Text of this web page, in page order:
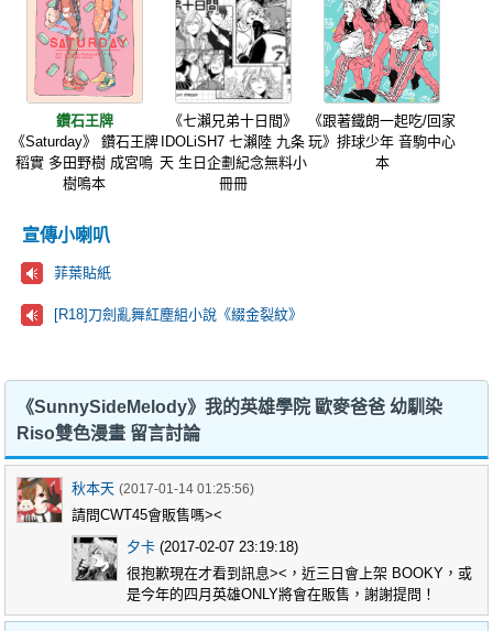
鑽石王牌
《Saturday》 鑽石王牌
稻實 多田野樹 成宮鳴
樹鳴本
《七瀨兄弟十日間》
IDOLiSH7 七瀨陸 九条
天 生日企劃紀念無料小
冊冊
《跟著鐵朗一起吃/回家
玩》排球少年 音駒中心
本
宣傳小喇叭
菲葉貼紙
[R18]刀劍亂舞紅塵組小說《綴金裂紋》
《SunnySideMelody》我的英雄學院 歐麥爸爸 幼馴染
Riso雙色漫畫 留言討論
秋本天 (2017-01-14 01:25:56)
請問CWT45會販售嗎><
夕卡 (2017-02-07 23:19:18)
很抱歉現在才看到訊息><，近三日會上架 BOOKY，或
是今年的四月英雄ONLY將會在販售，謝謝提問！